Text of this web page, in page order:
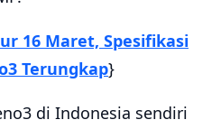
16 Maret, Spesifikasi
Terungkap}
di Indonesia sendiri